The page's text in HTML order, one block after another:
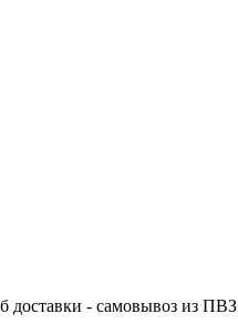
доставки - самовывоз из ПВЗ